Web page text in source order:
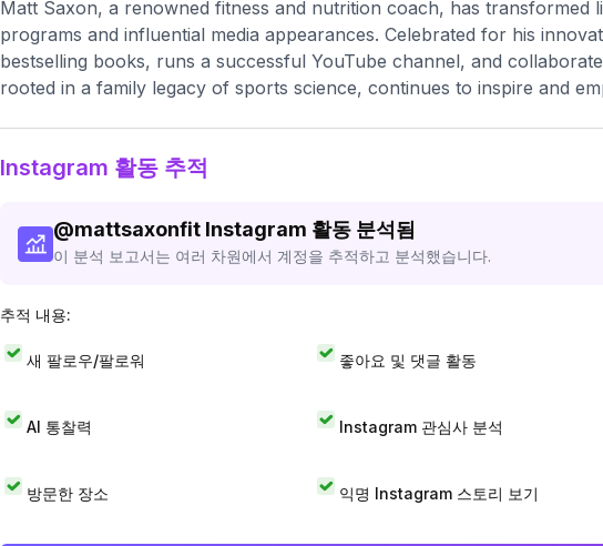
Matt Saxon, a renowned fitness and nutrition coach, has transformed
programs and influential media appearances. Celebrated for his
bestselling books, runs a successful YouTube channel, and
rooted in a family legacy of sports science, continues to inspire and
Instagram 활동 추적
@mattsaxonfit Instagram 활동 분석됨
이 분석 보고서는 여러 차원에서 계정을 추적하고 분석했습니다.
추적 내용:
새 팔로우/팔로워 좋아요 및 댓글 활동
AI 통찰력 Instagram 관심사 분석
방문한 장소 익명 Instagram 스토리 보기